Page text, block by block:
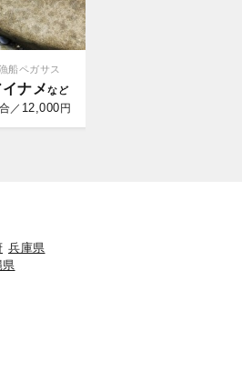
船ペガサス
ナメ
／ 12,000 円
兵庫県
県